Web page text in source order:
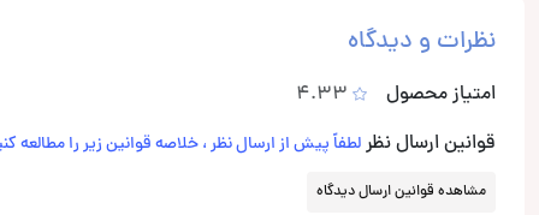
نظرات و دیدگاه
امتیاز محصول
4.33
قوانین ارسال نظرلطفاً پیش از ارسال نظر ، خلاصه قوانین زیر را مطالعه
مشاهده قوانین ارسال دیدگاه